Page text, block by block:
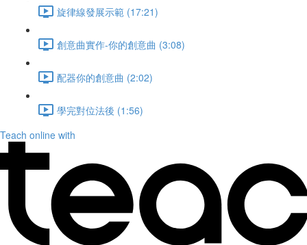
旋律線發展示範 (17:21)
創意曲實作-你的創意曲 (3:08)
配器你的創意曲 (2:02)
學完對位法後 (1:56)
Teach online with